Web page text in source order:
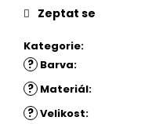
Kategorie:
? Barva:
? Materiál:
? Velikost:
Zeptat se
Kč